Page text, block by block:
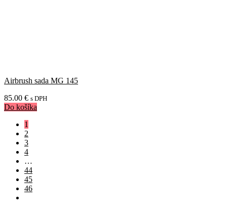
Airbrush sada MG 145
85.00 € s DPH
Do košíka
1
2
3
4
…
44
45
46